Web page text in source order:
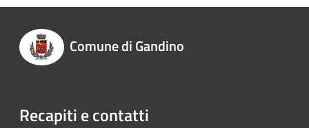
Comune di Gandino
Recapiti e contatti